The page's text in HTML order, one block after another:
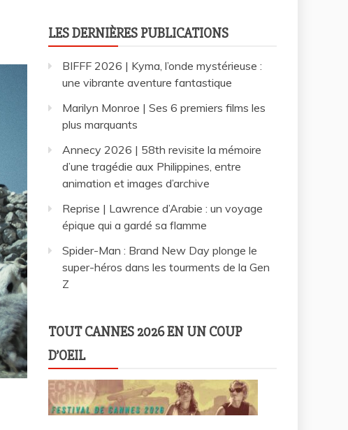
LES DERNIÈRES PUBLICATIONS
BIFFF 2026 | Kyma, l’onde mystérieuse :
une vibrante aventure fantastique
Marilyn Monroe | Ses 6 premiers films les
plus marquants
Annecy 2026 | 58th revisite la mémoire
d’une tragédie aux Philippines, entre
animation et images d’archive
Reprise | Lawrence d’Arabie : un voyage
épique qui a gardé sa flamme
Spider-Man : Brand New Day plonge le
super-héros dans les tourments de la Gen
Z
TOUT CANNES 2026 EN UN COUP
D’OEIL